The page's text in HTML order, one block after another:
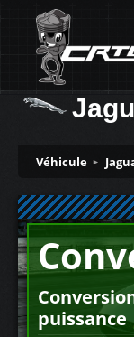
Jaguar
Véhicule
puissance